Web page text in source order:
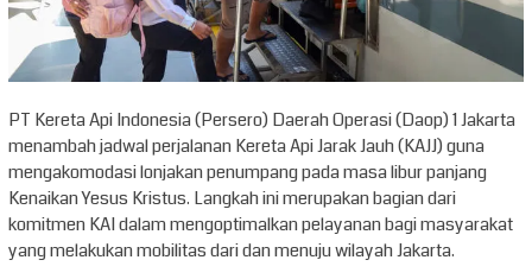
PT Kereta Api Indonesia (Persero) Daerah Operasi (Daop) 1 Jakarta
menambah jadwal perjalanan Kereta Api Jarak Jauh (KAJJ) guna
mengakomodasi lonjakan penumpang pada masa libur panjang
Kenaikan Yesus Kristus. Langkah ini merupakan bagian dari
komitmen KAI dalam mengoptimalkan pelayanan bagi masyarakat
yang melakukan mobilitas dari dan menuju wilayah Jakarta.